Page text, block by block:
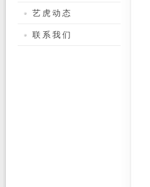
艺虎动态
联系我们